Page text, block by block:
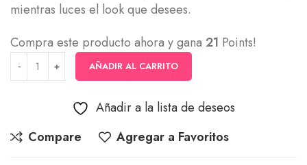
mientras luces el look que desees.
Compra este producto ahora y gana 21 Points!
AÑADIR AL CARRITO
Añadir a la lista de deseos
Compare
Agregar a Favoritos